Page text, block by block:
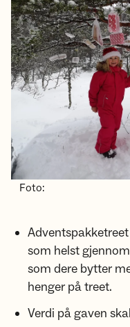
Foto:
som helst
som dere bytter
henger på treet.
Verdi på gaven